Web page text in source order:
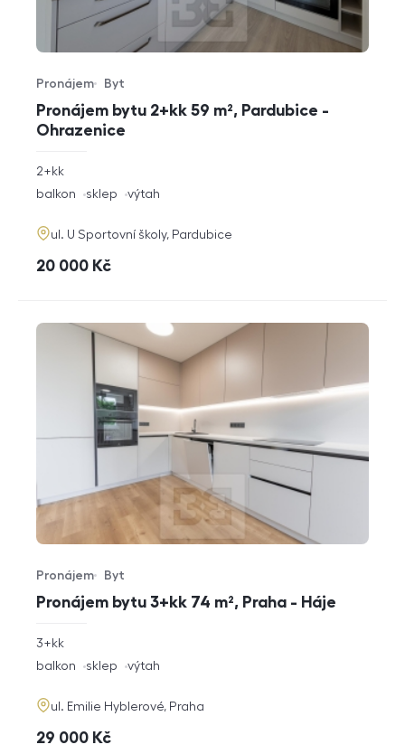
Pronájem bytu 2+kk 59 m², Pardubice -
Ohrazenice
Typ nabídky
Pronájem
Typ nemovitosti
Byt
rozměry
dispozice
2+kk
funkce
balkon sklep výtah
adresa
ul. U Sportovní školy, Pardubice
cena
20 000 Kč
Pronájem bytu 3+kk 74 m², Praha - Háje
Typ nabídky
Pronájem
Typ nemovitosti
Byt
rozměry
3+kk
funkce
balkon sklep výtah
adresa
ul. Emilie Hyblerové, Praha
cena
29 000 Kč